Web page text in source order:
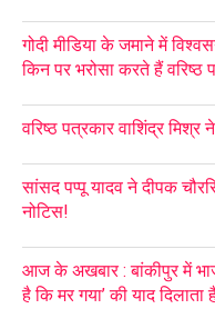
गोदी मीडिया के जमाने में
किन पर भरोसा करते हैं
वरिष्ठ पत्रकार वाशिंद्र मिश्र
सांसद पप्पू यादव ने दीपक
नोटिस!
आज के अखबार : बांकीपुर में
है कि मर गया’ की याद दिलाता